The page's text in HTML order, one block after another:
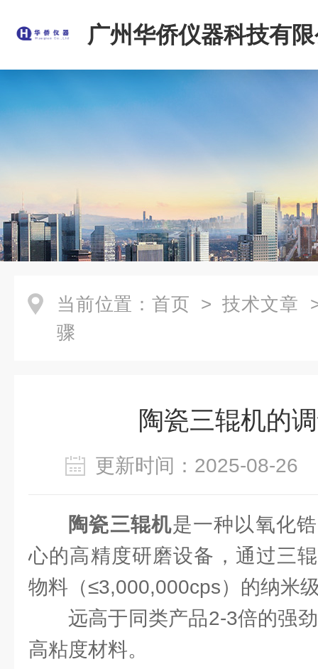
广州华侨仪器科技有
当前位置： 首页 > 技术文章
骤
陶瓷三辊机的
更新时间：2025-08-
陶瓷三辊机是一种以氧化
心的高精度研磨设备，通过三
物料（≤3,000,000cps）的纳米
远高于同类产品2-3倍的强
高粘度材料。